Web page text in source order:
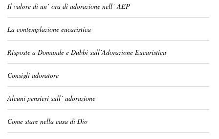
Il valore di un’ ora di adorazione nell’ AEP
La contemplazione eucaristica
Risposte a Domande e Dubbi sull’Adorazione Eucaristica
Consigli adoratore
Alcuni pensieri sull’ adorazione
Come stare nella casa di Dio